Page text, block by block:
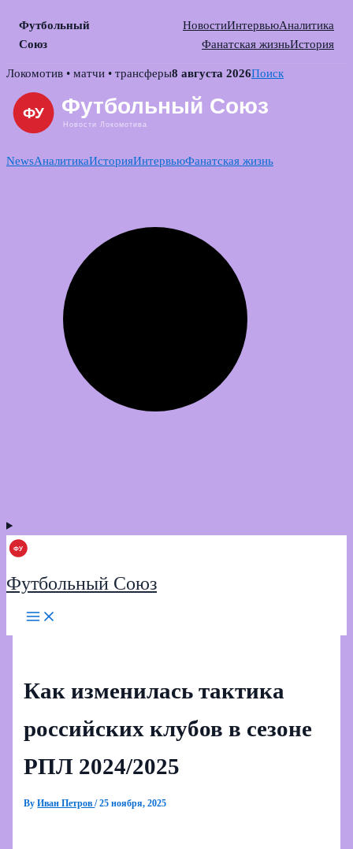
Футбольный
Союз
НовостиИнтервьюАналитика
Фанатская жизньИстория
Skip
content
Локомотив • матчи • трансферы8 августа 2026Поиск
NewsАналитикаИсторияИнтервьюФанатская жизнь
Футбольный Союз
Как изменилась тактика
российских клубов в сезоне
РПЛ 2024/2025
ByИван Петров/25 ноября, 2025